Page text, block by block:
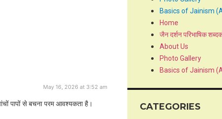
May 16, 2026 at 3:52 am
पापों से बचना परम आवश्यकता है।
Basics of Jainism
Home
जैन दर्शन परिभाषिक
About Us
Photo Gallery
Basics of Jainism
CATEGORIES